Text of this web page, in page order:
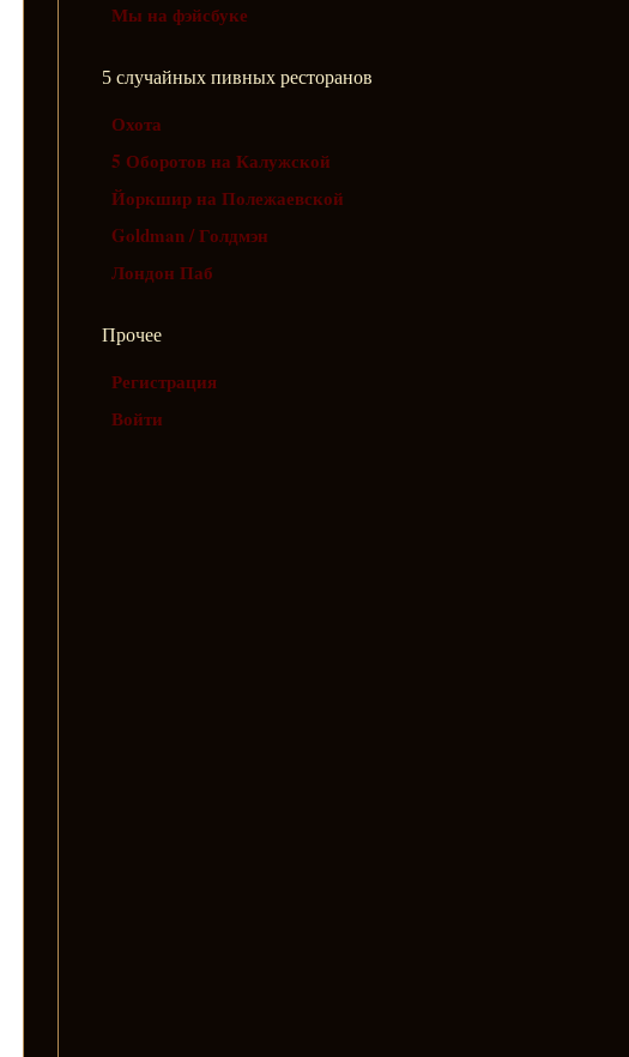
Мы на фэйсбуке
5 случайных пивных ресторанов
Охота
5 Оборотов на Калужской
Йоркшир на Полежаевской
Goldman / Голдмэн
Лондон Паб
Прочее
Регистрация
Войти